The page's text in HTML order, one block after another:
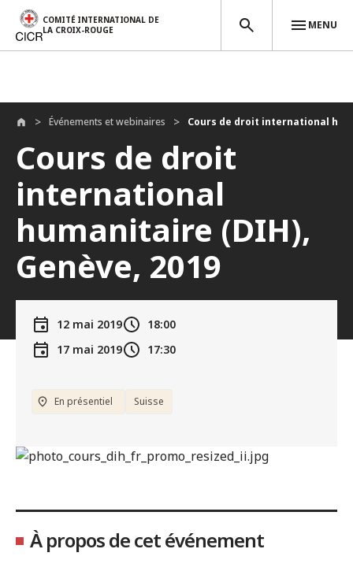
Aller au contenu principal
COMITÉ INTERNATIONAL DE
LA CROIX-ROUGE
MENU
Événements et webinaires Cours de droit international
Cours de droit
international
humanitaire (DIH),
Genève, 2019
12 mai 2019
18:00
17 mai 2019
17:30
En présentiel Suisse
À propos de cet événement